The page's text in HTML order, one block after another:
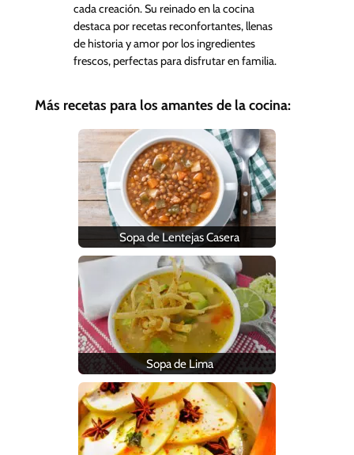
cada creación. Su reinado en la cocina
destaca por recetas reconfortantes, llenas
de historia y amor por los ingredientes
frescos, perfectas para disfrutar en familia.
Más recetas para los amantes de la cocina:
Sopa de Lentejas Casera
Sopa de Lima